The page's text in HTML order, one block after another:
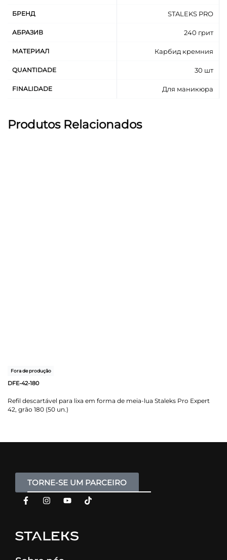
БРЕНД STALEKS PRO
АБРАЗИВ 240 грит
МАТЕРИАЛ Карбид кремния
QUANTIDADE 30 шт
FINALIDADE Для маникюра
Produtos Relacionados
Fora de produção
DFE-42-180
Refil descartável para lixa em forma de meia-lua Staleks Pro Expert
42, grão 180 (50 un.)
TORNE-SE UM PARCEIRO